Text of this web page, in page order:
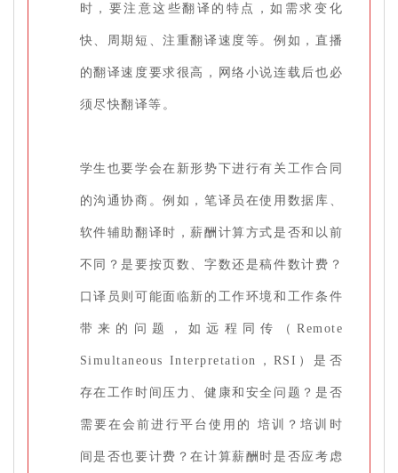
时，要注意这些翻译的特点，如需求变化
快、周期短、注重翻译速度等。例如，直播
的翻译速度要求很高，网络小说连载后也必
须尽快翻译等。
学生也要学会在新形势下进行有关工作合同
的沟通协商。例如，笔译员在使用数据库、
软件辅助翻译时，薪酬计算方式是否和以前
不同？是要按页数、字数还是稿件数计费？
口译员则可能面临新的工作环境和工作条件
带来的问题，如远程同传（Remote
Simultaneous Interpretation，RSI）是否
存在工作时间压力、健康和安全问题？是否
需要在会前进行平台使用的 培训？培训时
间是否也要计费？在计算薪酬时是否应考虑